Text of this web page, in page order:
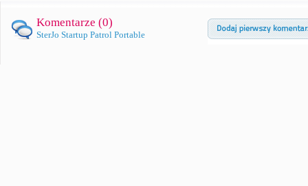
Komentarze (0)
SterJo Startup Patrol Portable